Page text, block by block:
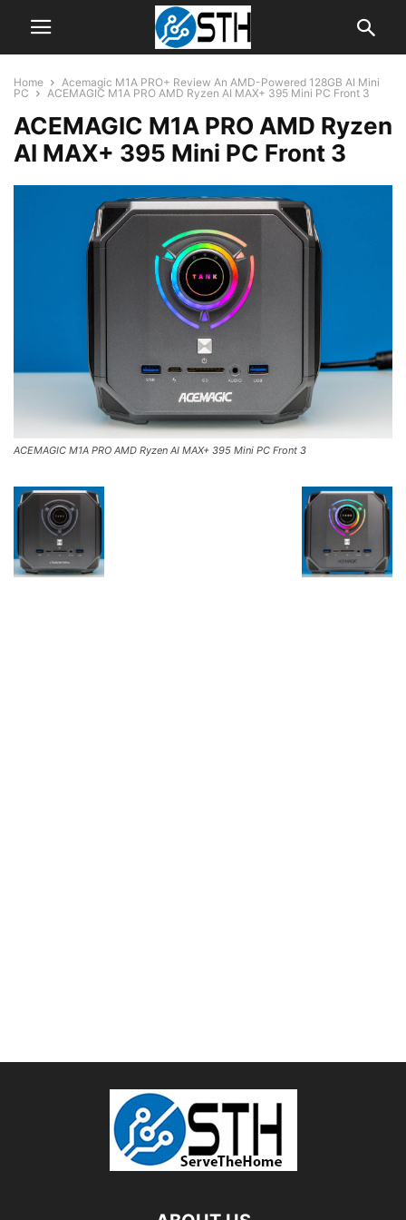
Home
Acemagic M1A PRO+ Review An AMD-Powered 128GB AI Mini
PC
ACEMAGIC M1A PRO AMD Ryzen AI MAX+ 395 Mini PC Front 3
ACEMAGIC M1A PRO AMD Ryzen
AI MAX+ 395 Mini PC Front 3
ACEMAGIC M1A PRO AMD Ryzen AI MAX+ 395 Mini PC Front 3